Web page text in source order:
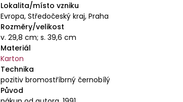
Lokalita/místo vzniku
Evropa, Středočeský kraj, Praha
Rozměry/velikost
v. 29,8 cm; s. 39,6 cm
Materiál
Karton
Technika
pozitiv bromostříbrný černobílý
Původ